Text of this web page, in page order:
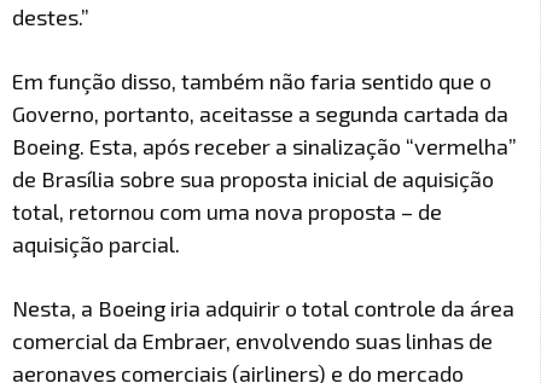
destes.”
Em função disso, também não faria sentido que o
Governo, portanto, aceitasse a segunda cartada da
Boeing. Esta, após receber a sinalização “vermelha”
de Brasília sobre sua proposta inicial de aquisição
total, retornou com uma nova proposta – de
aquisição parcial.
Nesta, a Boeing iria adquirir o total controle da área
comercial da Embraer, envolvendo suas linhas de
aeronaves comerciais (airliners) e do mercado